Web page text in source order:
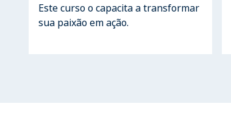
Este curso o capacita a transformar
sua paixão em ação.